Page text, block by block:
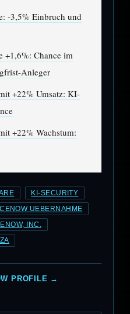
-3,5% Einbruch und
+1,6%: Chance im
Anleger
+22% Umsatz: KI-
+22% Wachstum:
KI-SECURITY
UEBERNAHME
INC.
PROFILE →